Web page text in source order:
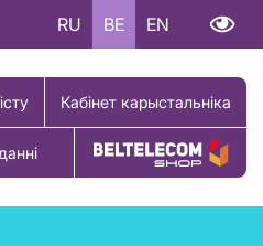
RU BE EN
Кабінет карыстальніка
Купіць тавар